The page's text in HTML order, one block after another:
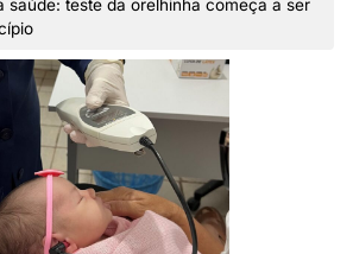
saúde: teste da orelhinha começa a ser